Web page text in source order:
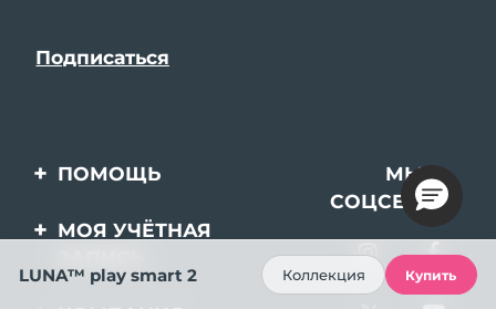
ПОМОЩЬ
Свяжитесь с нами
МЫ В
СОЦСЕТЯХ
МОЯ УЧЁТНАЯ
LUNA™ play smart 2 Коллекция Купить